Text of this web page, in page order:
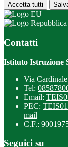
Accetta tutti
Contatti
Istituto Istruzione
Via
Tel:
Email:
PEC:
mail
C.F.:
Seguici su